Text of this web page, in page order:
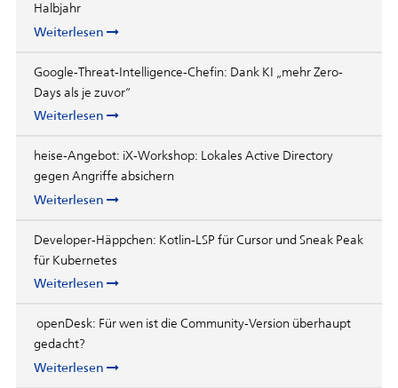
Halbjahr
Weiterlesen
Google-Threat-Intelligence-Chefin: Dank KI „mehr Zero-
Days als je zuvor“
Weiterlesen
heise-Angebot: iX-Workshop: Lokales Active Directory
gegen Angriffe absichern
Weiterlesen
Developer-Häppchen: Kotlin-LSP für Cursor und Sneak Peak
für Kubernetes
Weiterlesen
openDesk: Für wen ist die Community-Version überhaupt
gedacht?
Weiterlesen